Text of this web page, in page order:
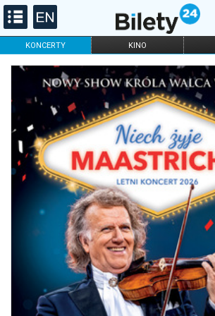
KONCERTY KINO
FILHARMONIA OPERA I BALET
DLA DZIECI
ONLINE